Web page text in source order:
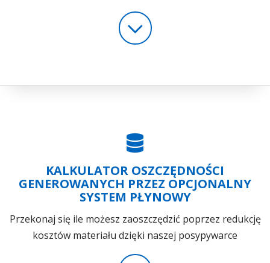
KALKULATOR OSZCZĘDNOŚCI
GENEROWANYCH PRZEZ OPCJONALNY
SYSTEM PŁYNOWY
Przekonaj się ile możesz zaoszczędzić poprzez redukcję
kosztów materiału dzięki naszej posypywarce